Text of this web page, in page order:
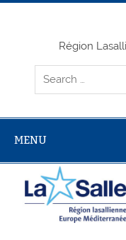
Skip
Région
MENU